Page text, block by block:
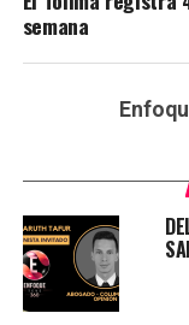
semana